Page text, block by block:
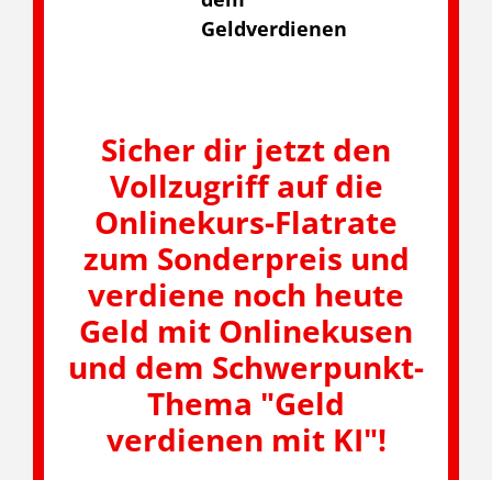
Geldverdienen
Sicher dir jetzt den
Vollzugriff auf die
Onlinekurs-Flatrate
zum Sonderpreis und
verdiene noch heute
Geld mit Onlinekusen
und dem Schwerpunkt-
Thema "Geld
verdienen mit KI"!